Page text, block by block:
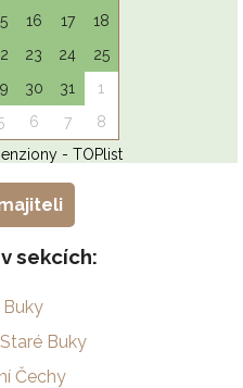
sekcích:
Buky
Čechy